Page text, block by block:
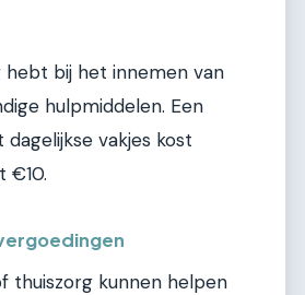
hebt bij het innemen van
hulpmiddelen. Een
vakjes kost
€10.
thuiszorg kunnen helpen